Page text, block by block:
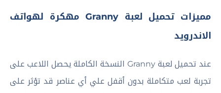
مميزات تحميل لعبة Granny مهكرة لهواتف
الاندرويد
عند تحميل لعبة Granny النسخة الكاملة يحصل اللاعب على
تجربة لعب متكاملة بدون أقفل علي أي عناصر قد تؤثر على